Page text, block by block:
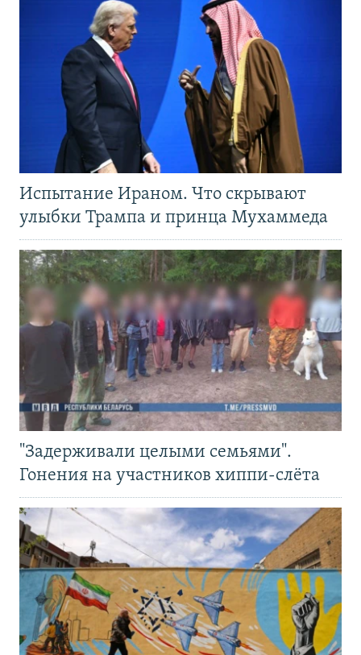
Испытание Ираном. Что скрывают
улыбки Трампа и принца Мухаммеда
"Задерживали целыми семьями".
Гонения на участников хиппи-слёта